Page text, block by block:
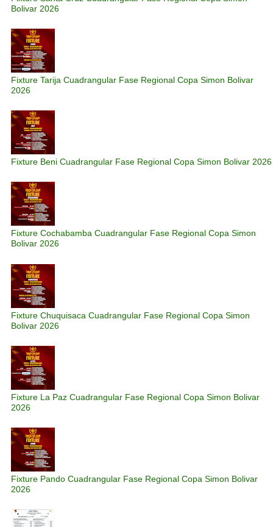
Bolivar 2026
Fixture Tarija Cuadrangular Fase Regional Copa Simon Bolivar
2026
Fixture Beni Cuadrangular Fase Regional Copa Simon Bolivar 2026
Fixture Cochabamba Cuadrangular Fase Regional Copa Simon
Bolivar 2026
Fixture Chuquisaca Cuadrangular Fase Regional Copa Simon
Bolivar 2026
Fixture La Paz Cuadrangular Fase Regional Copa Simon Bolivar
2026
Fixture Pando Cuadrangular Fase Regional Copa Simon Bolivar
2026